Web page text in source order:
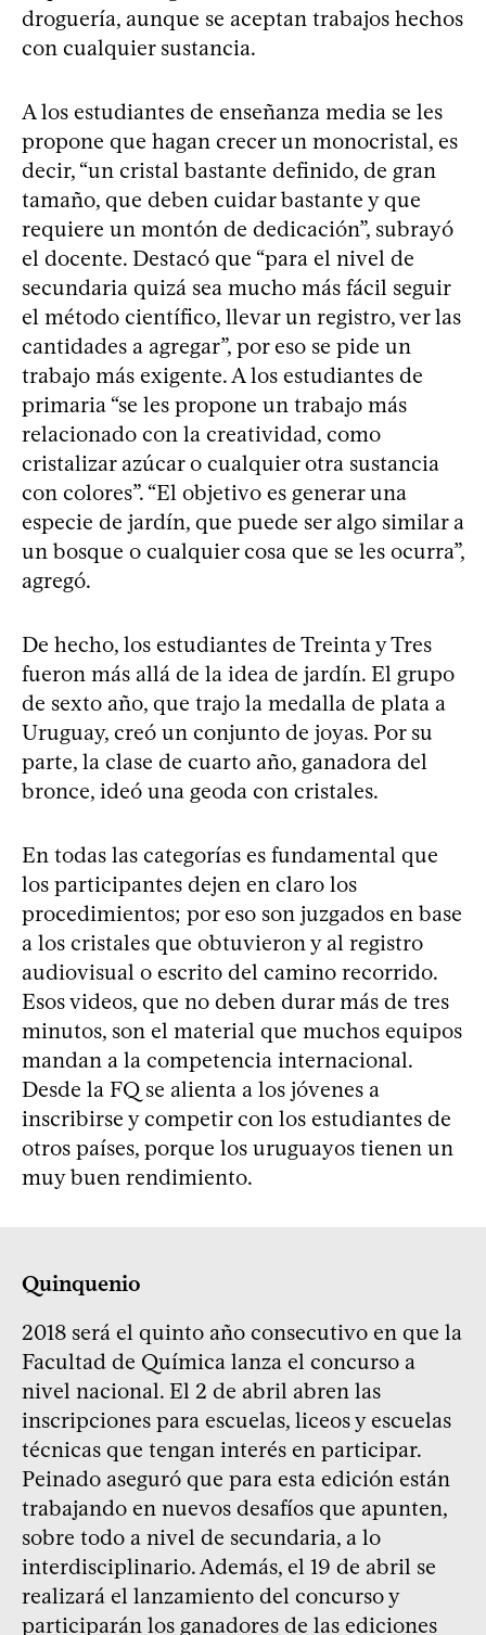
droguería, aunque se aceptan trabajos hechos
con cualquier sustancia.
A los estudiantes de enseñanza media se les
propone que hagan crecer un monocristal, es
decir, “un cristal bastante definido, de gran
tamaño, que deben cuidar bastante y que
requiere un montón de dedicación”, subrayó
el docente. Destacó que “para el nivel de
secundaria quizá sea mucho más fácil seguir
el método científico, llevar un registro, ver las
cantidades a agregar”, por eso se pide un
trabajo más exigente. A los estudiantes de
primaria “se les propone un trabajo más
relacionado con la creatividad, como
cristalizar azúcar o cualquier otra sustancia
con colores”. “El objetivo es generar una
especie de jardín, que puede ser algo similar a
un bosque o cualquier cosa que se les ocurra”,
agregó.
De hecho, los estudiantes de Treinta y Tres
fueron más allá de la idea de jardín. El grupo
de sexto año, que trajo la medalla de plata a
Uruguay, creó un conjunto de joyas. Por su
parte, la clase de cuarto año, ganadora del
bronce, ideó una geoda con cristales.
En todas las categorías es fundamental que
los participantes dejen en claro los
procedimientos; por eso son juzgados en base
a los cristales que obtuvieron y al registro
audiovisual o escrito del camino recorrido.
Esos videos, que no deben durar más de tres
minutos, son el material que muchos equipos
mandan a la competencia internacional.
Desde la FQ se alienta a los jóvenes a
inscribirse y competir con los estudiantes de
otros países, porque los uruguayos tienen un
muy buen rendimiento.
Quinquenio
2018 será el quinto año consecutivo en que la
Facultad de Química lanza el concurso a
nivel nacional. El 2 de abril abren las
inscripciones para escuelas, liceos y escuelas
técnicas que tengan interés en participar.
Peinado aseguró que para esta edición están
trabajando en nuevos desafíos que apunten,
sobre todo a nivel de secundaria, a lo
interdisciplinario. Además, el 19 de abril se
realizará el lanzamiento del concurso y
participarán los ganadores de las ediciones